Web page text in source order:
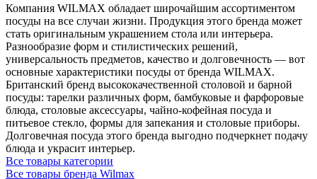
Компания WILMAX обладает широчайшим ассортиментом
посуды на все случаи жизни. Продукция этого бренда может
стать оригинальным украшением стола или интерьера.
Разнообразие форм и стилистических решений,
универсальность предметов, качество и долговечность — вот
основные характеристики посуды от бренда WILMAX.
Британский бренд высококачественной столовой и барной
посуды: тарелки различных форм, бамбуковые и фарфоровые
блюда, столовые аксессуары, чайно-кофейная посуда и
питьевое стекло, формы для запекания и столовые приборы.
Долговечная посуда этого бренда выгодно подчеркнет подачу
блюда и украсит интерьер.
Все товары категории
Все товары бренда Wilmax